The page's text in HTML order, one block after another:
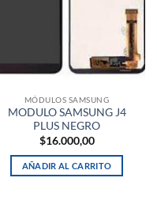
MÓDULOS SAMSUNG
MODULO SAMSUNG J4
PLUS NEGRO
$16.000,00
AÑADIR AL CARRITO